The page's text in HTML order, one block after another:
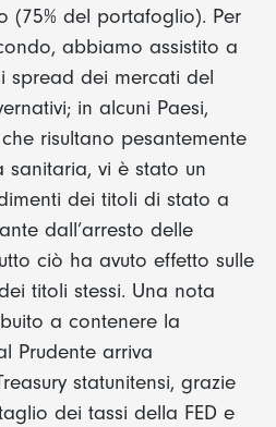
(75% del portafoglio). Per
abbiamo assistito a
spread dei mercati del
in alcuni Paesi,
risultano pesantemente
sanitaria, vi è stato un
dei titoli di stato a
dall’arresto delle
ciò ha avuto effetto sulle
titoli stessi. Una nota
a contenere la
Prudente arriva
statunitensi, grazie
dei tassi della FED e